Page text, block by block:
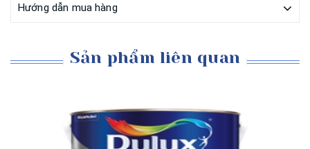
Hướng dẫn mua hàng
Sản phẩm liên quan